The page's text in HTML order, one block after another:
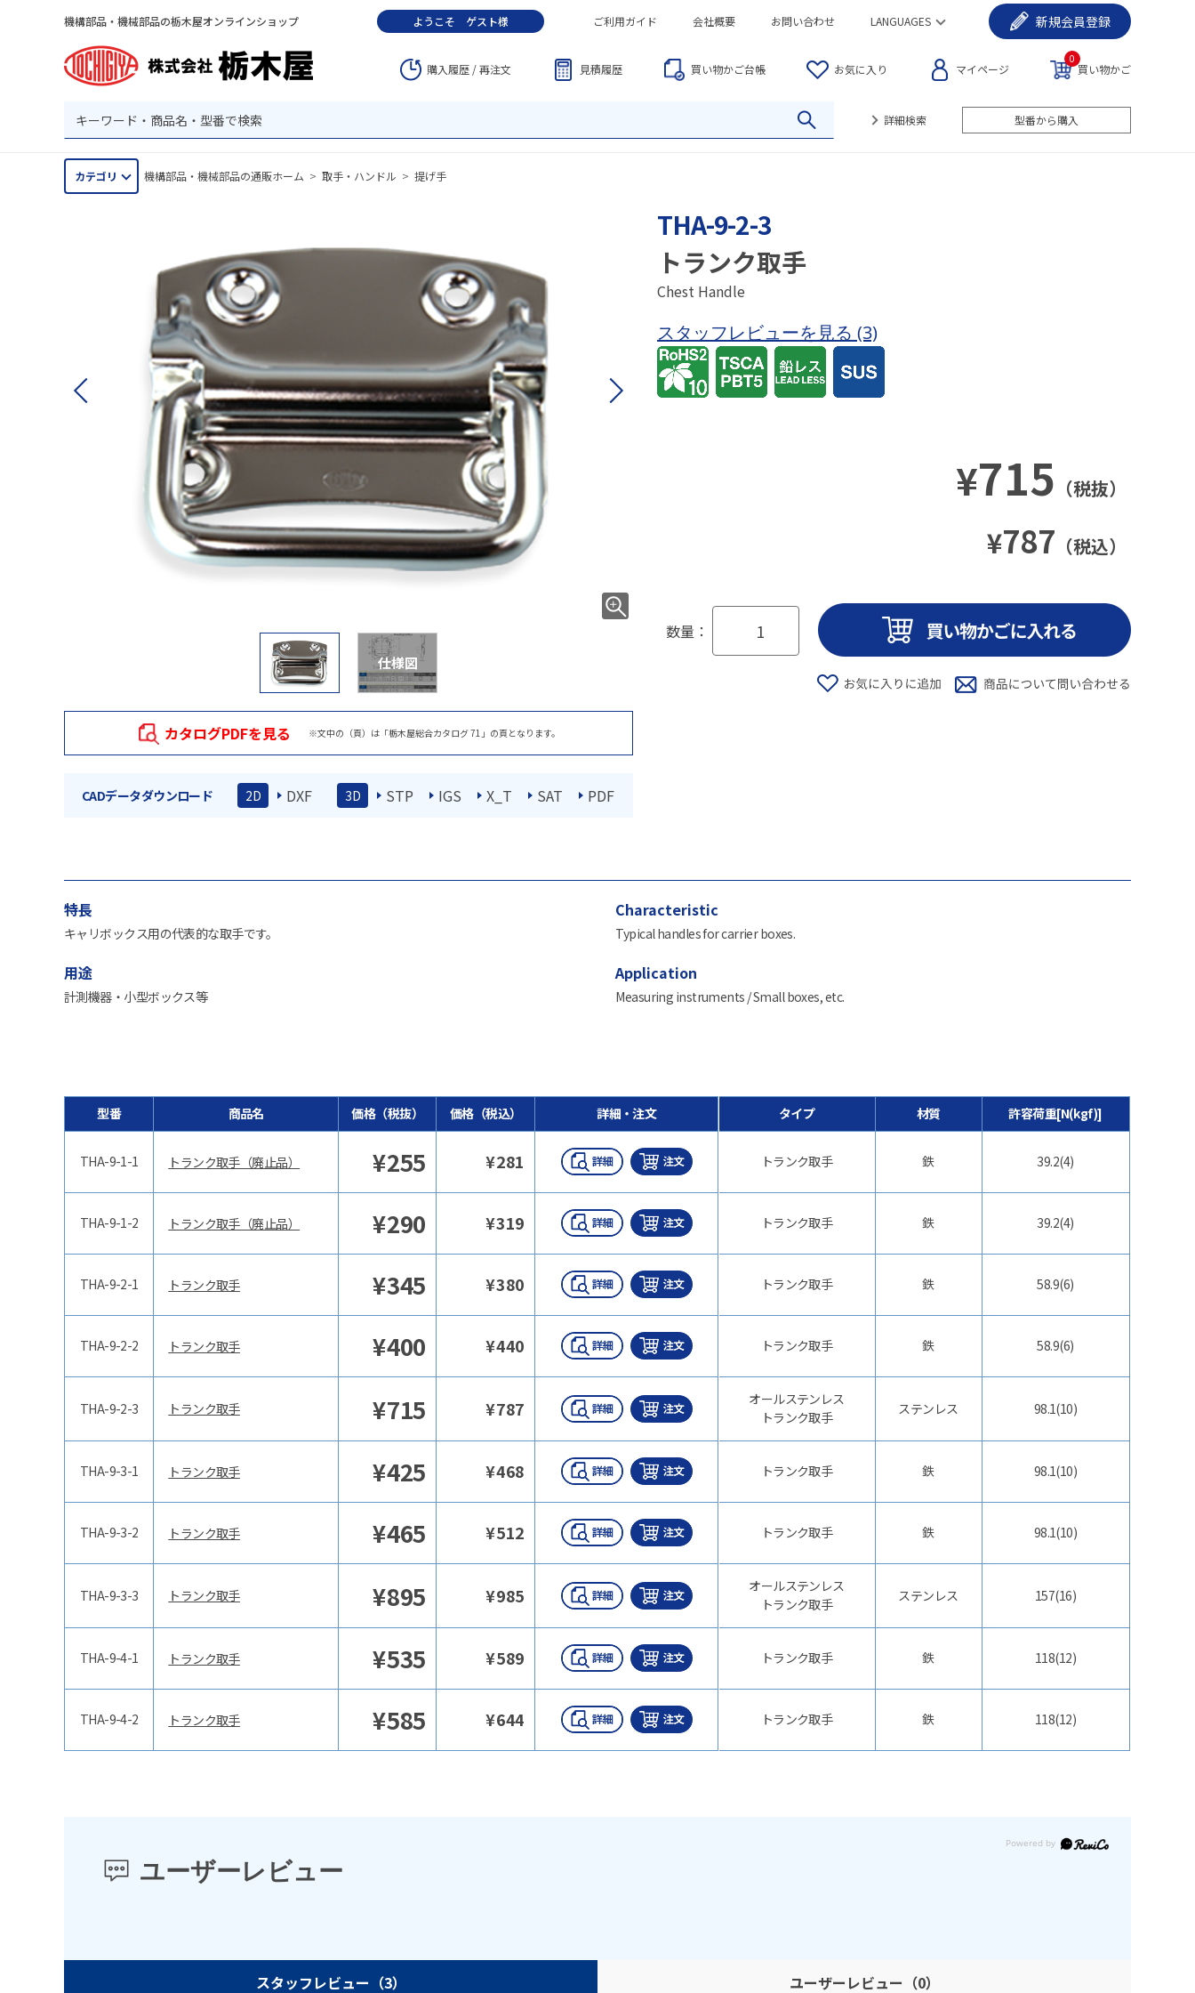
機構部品・機械部品の栃木屋オンラインショップ ようこそ ゲスト様 ご利用ガイド 会社概要 お問い合わせ LANGUAGES 新規会員登録
購入履歴 / 再注文 見積履歴 買い物かご台帳 お気に入り マイページ 買い物かご
0
詳細検索 型番から購入
カテゴリ 機構部品・機械部品の通販ホーム > 取手・ハンドル > 提げ手
仕様図
カタログPDFを見る ※文中の（頁）は「栃木屋総合カタログ 71」の頁となります。
CADデータダウンロード 2D DXF 3D STP IGS X_T SAT PDF
THA-9-2-3
トランク取手
Chest Handle
スタッフレビューを見る (3)
¥715 （税抜）
¥787 （税込）
数量：
特長
キャリボックス用の代表的な取手です。
Characteristic
Typical handles for carrier boxes.
用途
計測機器・小型ボックス等
Application
Measuring instruments / Small boxes, etc.
型番 商品名 価格（税抜） 価格（税込） 詳細・注文
THA-9-1-1 トランク取手（廃止品） ¥255 ¥281
THA-9-1-2 トランク取手（廃止品） ¥290 ¥319
THA-9-2-1 トランク取手 ¥345 ¥380
THA-9-2-2 トランク取手 ¥400 ¥440
THA-9-2-3 トランク取手 ¥715 ¥787
THA-9-3-1 トランク取手 ¥425 ¥468
THA-9-3-2 トランク取手 ¥465 ¥512
THA-9-3-3 トランク取手 ¥895 ¥985
THA-9-4-1 トランク取手 ¥535 ¥589
THA-9-4-2 トランク取手 ¥585 ¥644
タイプ 材質 許容荷重[N(kgf)]
トランク取手 鉄 39.2(4)
トランク取手 鉄 39.2(4)
トランク取手 鉄 58.9(6)
トランク取手 鉄 58.9(6)
オールステンレス
トランク取手
ステンレス 98.1(10)
トランク取手 鉄 98.1(10)
トランク取手 鉄 98.1(10)
オールステンレス
トランク取手
ステンレス 157(16)
トランク取手 鉄 118(12)
トランク取手 鉄 118(12)
ユーザーレビュー
スタッフレビュー （3） ユーザーレビュー （0）